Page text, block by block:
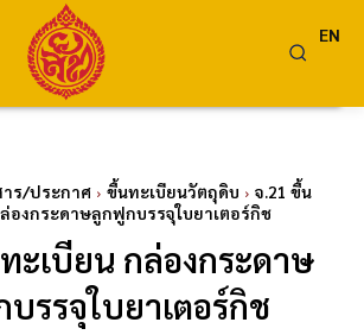
EN
ร/ประกาศ ขึ้นทะเบียนวัตถุดิบ
จ.21 ขึ้น
องกระดาษลูกฟูกบรรจุใบยาเตอร์กิช
ะเบียน กล่องกระดาษ
รรจุใบยาเตอร์กิช